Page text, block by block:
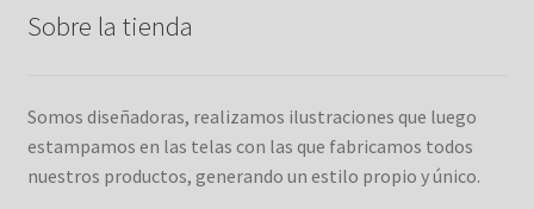
Sobre la tienda
Somos diseñadoras, realizamos ilustraciones que luego
estampamos en las telas con las que fabricamos todos
nuestros productos, generando un estilo propio y único.